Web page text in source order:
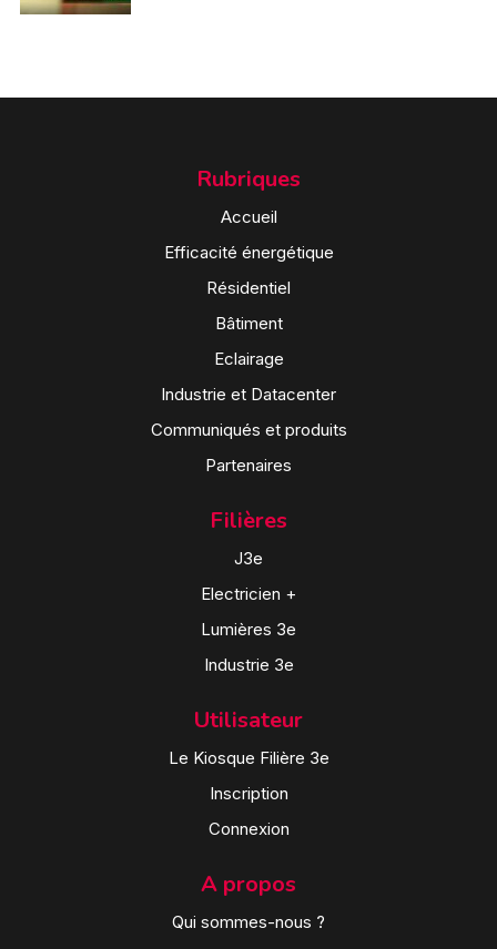
Rubriques
Accueil
Efficacité énergétique
Résidentiel
Bâtiment
Eclairage
Industrie et Datacenter
Communiqués et produits
Partenaires
Filières
J3e
Electricien +
Lumières 3e
Industrie 3e
Utilisateur
Le Kiosque Filière 3e
Inscription
Connexion
A propos
Qui sommes-nous ?